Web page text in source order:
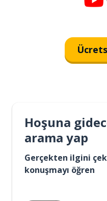
Hoşuna
arama yap
Gerçekten ilgini
konuşmayı öğren